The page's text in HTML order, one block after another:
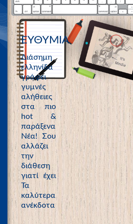
ΕΥΘΥΜΙΑ
Διάσημη
ελληνίδα
γράφει
γυμνές
αλήθειες
στα πιο
hot &
παράξενα
Νέα! Σου
αλλάζει
την
διάθεση
γιατί έχει
Τα
καλύτερα
ανέκδοτα